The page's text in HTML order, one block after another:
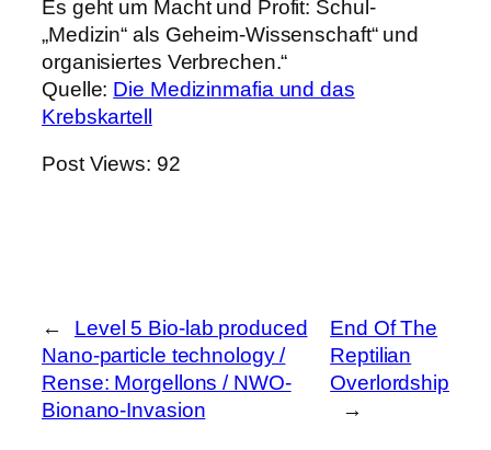
Es geht um Macht und Profit: Schul-
„Medizin“ als Geheim-Wissenschaft“ und
organisiertes Verbrechen.“
Quelle: Die Medizinmafia und das
Krebskartell
Post Views: 92
←
Level 5 Bio-lab produced
Nano-particle technology /
Rense: Morgellons / NWO-
Bionano-Invasion
End Of The
Reptilian
Overlordship
→